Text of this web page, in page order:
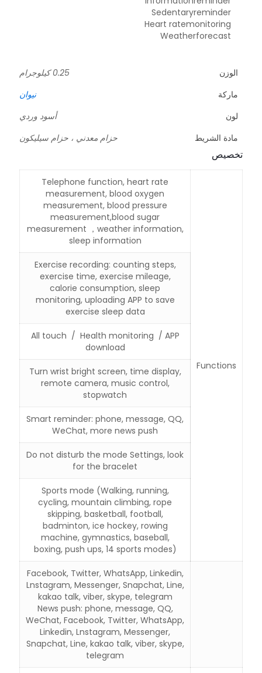
Sedentaryreminder
Heart ratemonitoring
Weatherforecast
الوزن
0.25 كيلوجرام
ماركة
نيوان
لون
أسود وردي
مادة الشريط
حزام معدني ، حزام سيليكون
تخصيص
Functions
Telephone function, heart rate
measurement, blood oxygen
measurement, blood pressure
measurement,blood sugar
measurement ，weather information,
sleep information
Exercise recording: counting steps,
exercise time, exercise mileage,
calorie consumption, sleep
monitoring, uploading APP to save
exercise sleep data
All touch / Health monitoring / APP
download
Turn wrist bright screen, time display,
remote camera, music control,
stopwatch
Smart reminder: phone, message, QQ,
WeChat, more news push
Do not disturb the mode Settings, look
for the bracelet
Sports mode (Walking, running,
cycling, mountain climbing, rope
skipping, basketball, football,
badminton, ice hockey, rowing
machine, gymnastics, baseball,
boxing, push ups, 14 sports modes)
Facebook, Twitter, WhatsApp, Linkedin,
Lnstagram, Messenger, Snapchat, Line,
kakao talk, viber, skype, telegram
News push: phone, message, QQ,
WeChat, Facebook, Twitter, WhatsApp,
Linkedin, Lnstagram, Messenger,
Snapchat, Line, kakao talk, viber, skype,
telegram